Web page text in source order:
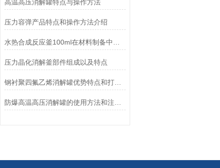
高温高压消解罐特点与操作方法
压力容弹产品特点和操作方法介绍
压力晶化消解釜部件组成以及特点
钢衬聚四氟乙烯消解罐优势特点和打孔安装注意点